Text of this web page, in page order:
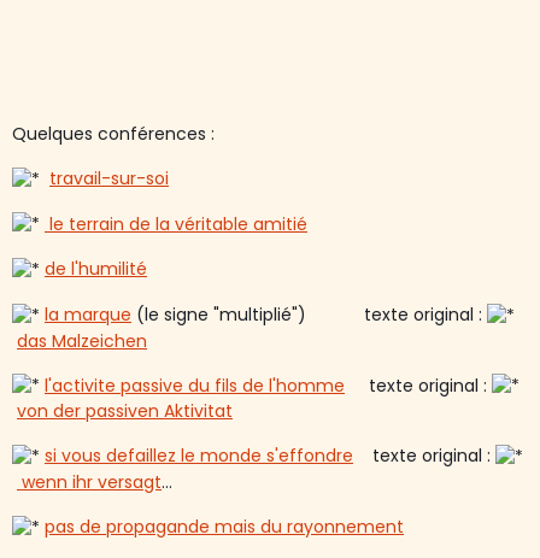
Quelques conférences :
travail-sur-soi
le terrain de la véritable amitié
de l'humilité
la marque (le signe "multiplié") texte original :
das Malzeichen
l'activite passive du fils de l'homme texte original :
von der passiven Aktivitat
si vous defaillez le monde s'effondre texte original :
wenn ihr versagt...
pas de propagande mais du rayonnement